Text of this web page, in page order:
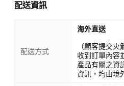
配送資訊
配送方式
海外直送
（顧客提交
收到訂單內容
產品有關之資
資訊，均由境